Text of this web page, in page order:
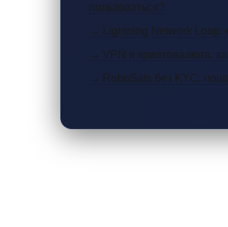
пользоваться?
→ Lightning Network Loop:
→ VPN и криптовалюта:
→ RoboSats без KYC: